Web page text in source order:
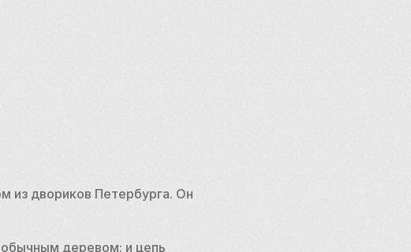
из двориков Петербурга. Он
обычным деревом; и цепь